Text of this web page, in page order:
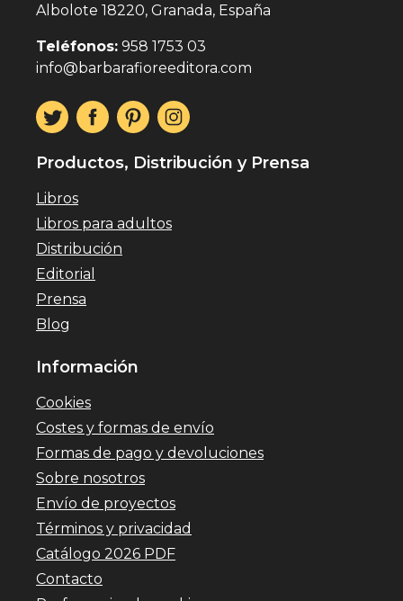
Albolote 18220, Granada, España
Teléfonos: 958 1753 03
info@barbarafioreeditora.com
Productos, Distribución y Prensa
Libros
Libros para adultos
Distribución
Editorial
Prensa
Blog
Información
Cookies
Costes y formas de envío
Formas de pago y devoluciones
Sobre nosotros
Envío de proyectos
Términos y privacidad
Catálogo 2026 PDF
Contacto